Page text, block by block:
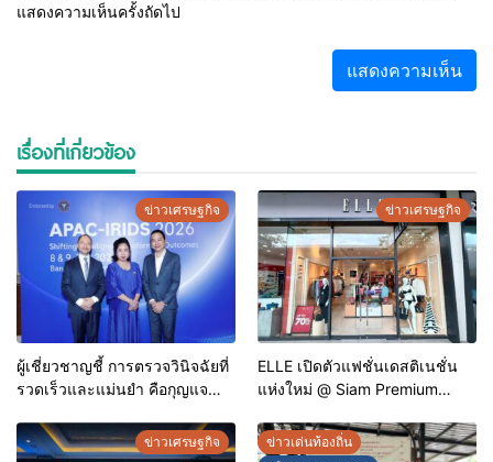
แสดงความเห็นครั้งถัดไป
เรื่องที่เกี่ยวข้อง
ข่าวเศรษฐกิจ
ผู้เชี่ยวชาญชี้ การตรวจวินิจฉัยที่
รวดเร็วและแม่นยำ คือกุญแจ
ประเทศไทย
ข่าวเศรษฐกิจ
ELLE เปิดตัวแฟชั่นเดสติเนชั่น
แห่งใหม่ @ Siam Premium
ดีลพิเศษลดสูงสุด 70%
ข่าวเศรษฐกิจ
ข่าวเด่นท้องถิ่น